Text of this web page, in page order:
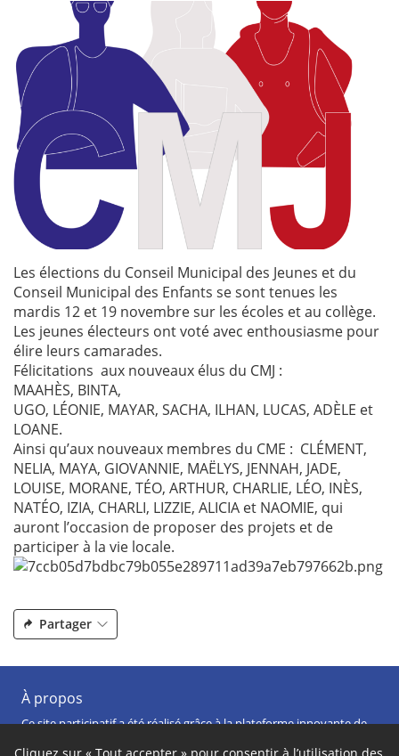
Les élections du Conseil Municipal des Jeunes et du
Conseil Municipal des Enfants se sont tenues les
mardis 12 et 19 novembre sur les écoles et au collège.
Les jeunes électeurs ont voté avec enthousiasme pour
élire leurs camarades.
Félicitations aux nouveaux élus du CMJ :
MAAHÈS, BINTA,
UGO, LÉONIE, MAYAR, SACHA, ILHAN, LUCAS, ADÈLE et
LOANE.
Ainsi qu’aux nouveaux membres du CME : CLÉMENT,
NELIA, MAYA, GIOVANNIE, MAËLYS, JENNAH, JADE,
LOUISE, MORANE, TÉO, ARTHUR, CHARLIE, LÉO, INÈS,
NATÉO, IZIA, CHARLI, LIZZIE, ALICIA et NAOMIE, qui
auront l’occasion de proposer des projets et de
participer à la vie locale.
Partager
À propos
Ce site participatif a été réalisé grâce à la plateforme innovante de
ouverte.